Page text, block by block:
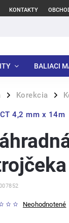
KONTAKTY
BALIACI
/ Korekcia /
4,2 mm x 14m
Neohodnotené